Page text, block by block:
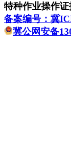
特种作业操作
备案编号：冀
冀公网安备